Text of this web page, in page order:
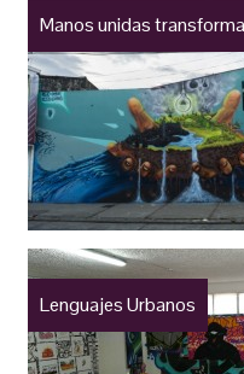
Manos unidas
Lenguajes Urbanos